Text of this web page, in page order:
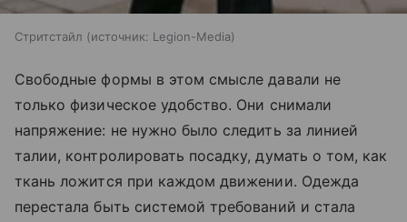
Стритстайл источник: Legion-Media
Свободные формы в этом смысле давали не
только физическое удобство. Они снимали
напряжение: не нужно было следить за линией
талии, контролировать посадку, думать о том, как
ткань ложится при каждом движении. Одежда
перестала быть системой требований и стала